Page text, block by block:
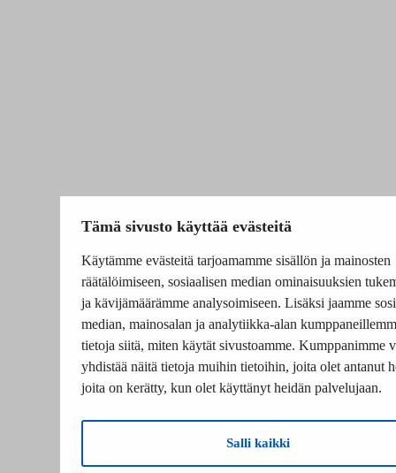
Tämä sivusto käyttää evästeitä
Käytämme evästeitä tarjoamamme sisällön ja mainosten
räätälöimiseen, sosiaalisen median ominaisuuksien
ja kävijämäärämme analysoimiseen. Lisäksi jaamme
median, mainosalan ja analytiikka-alan
tietoja siitä, miten käytät sivustoamme. Kumppanimme
yhdistää näitä tietoja muihin tietoihin, joita olet antanut
joita on kerätty, kun olet käyttänyt heidän palvelujaan.
Salli kaikki